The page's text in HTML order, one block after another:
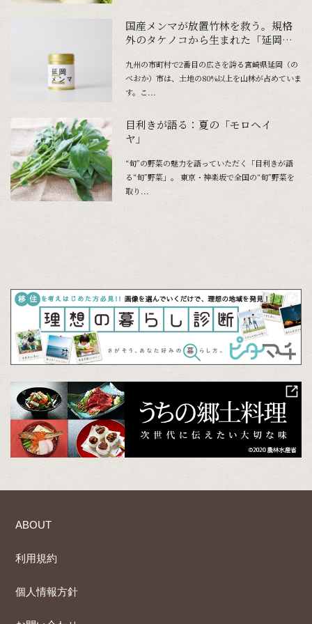
国産メンマが放置竹林を救う。規格
外のタケノコから生まれた「延岡メ
九州の市町村で2番目の広さを誇る宮崎県延岡（の
べおか）市は、土地の80%以上を山林が占めていま
す。こ...
目利きが語る：夏の「モロヘイ
ヤ」
“旬”の野菜の魅力を語っていただく「目利きが語
る“旬”野菜」。 東京・神楽坂で全国の“旬”野菜を
取り...
ABOUT
利用規約
個人情報方針